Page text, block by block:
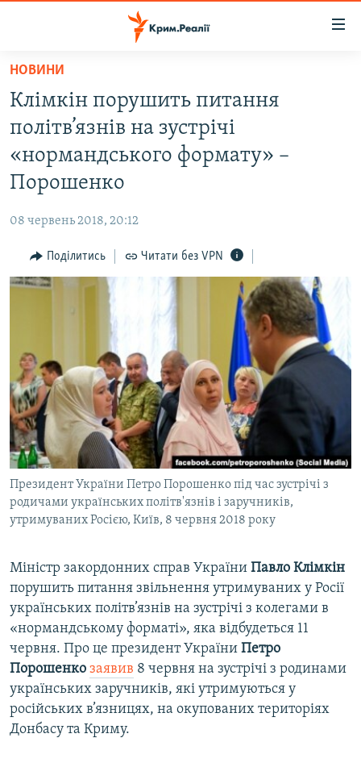
Перейти
основного
матеріалу
до
основної
Перейти
пошуку
ВОДА.КРИМ
ПОЛІТИКА
ПОГЛЯД
ІНТЕРВ'Ю
ВСЕ ЗА ДЕНЬ
ВІДЕОУРОКИ «ELIFBE»
СВІДЧЕННЯ ОКУПАЦІЇ
УКРАЇНСЬКА ПРОБЛЕМА КРИМУ
ІНФОГРАФІКА
ЯК ОБІЙТИ БЛОКУВАННЯ
Русский
Qırımtatar
ДОЛУЧАЙСЯ!
НОВИНИ
Клімкін порушить питання
політв’язнів на зустрічі
«нормандського формату» –
Порошенко
08 червень 2018, 20:12
Поділитись Читати без VPN
Президент України Петро Порошенко під час зустрічі з
родичами українських політв'язнів і заручників,
утримуваних Росією, Київ, 8 червня 2018 року
Міністр закордонних справ України Павло Клімкін
порушить питання звільнення утримуваних у Росії
українських політв’язнів на зустрічі з колегами в
«нормандському форматі», яка відбудеться 11
червня. Про це президент України Петро
Порошенко заявив 8 червня на зустрічі з родинами
українських заручників, які утримуються у
російських в’язницях, на окупованих територіях
Донбасу та Криму.